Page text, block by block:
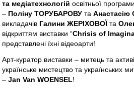
та медіатехнологій освітньої
– Поліну ТОРУБАРОВУ та
викладачів Галини ЖЕРІХОВОЇ та
відкриттям виставки “Chrisis of
представлені їхні відеоарти!
Арт-куратор виставки – митець та
українське мистецтво та українських
–Jan Van WOENSEL!